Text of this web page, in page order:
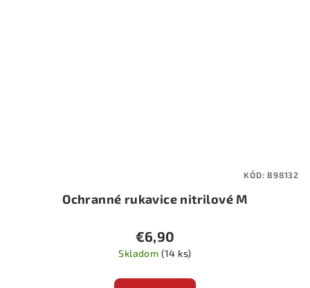
Ochranné rukavice nitrilové M
€6,90
Skladom (14 ks)
KÓD:B98132